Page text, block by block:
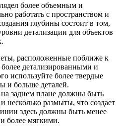
более объемным и
работать с пространством и
глубины состоит в том,
детализации для объектов
расположенные поближе к
детализированными и
используйте более твердые
и больше деталей.
заднем плане должны быть
несколько размыты, что создает
здесь должны быть менее
более мягкими.